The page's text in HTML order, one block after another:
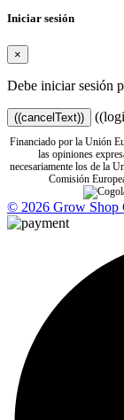
Iniciar sesión
×
Debe iniciar sesión
((cancelText))
Financiado por la Unión
las opiniones
necesariamente los de la
Comisión
© 2026 Grow Shop